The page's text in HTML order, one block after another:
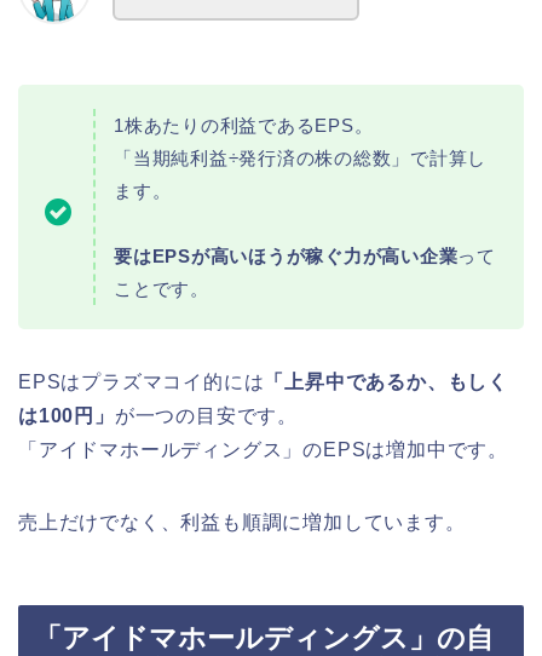
1株あたりの利益であるEPS。
「当期純利益÷発行済の株の総数」で計算し
ます。
要はEPSが高いほうが稼ぐ力が高い企業って
ことです。
EPSはプラズマコイ的には 「上昇中であるか、もしく
は100円」 が一つの目安です。
「アイドマホールディングス」のEPSは増加中です。
売上だけでなく、利益も順調に増加しています。
「アイドマホールディングス」の自